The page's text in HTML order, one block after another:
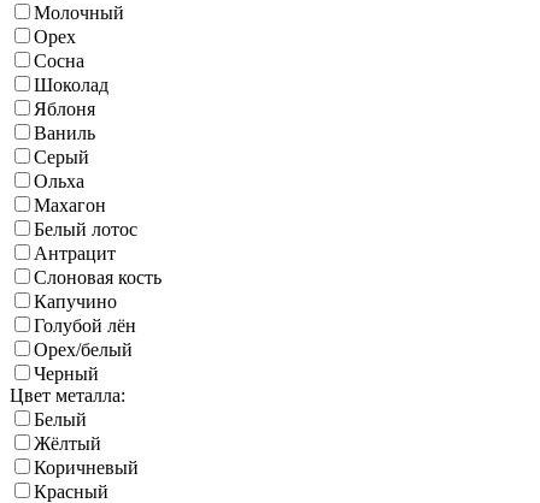
Молочный
Орех
Сосна
Шоколад
Яблоня
Ваниль
Серый
Ольха
Махагон
Белый лотос
Антрацит
Слоновая кость
Капучино
Голубой лён
Орех/белый
Черный
Цвет металла:
Белый
Жёлтый
Коричневый
Красный